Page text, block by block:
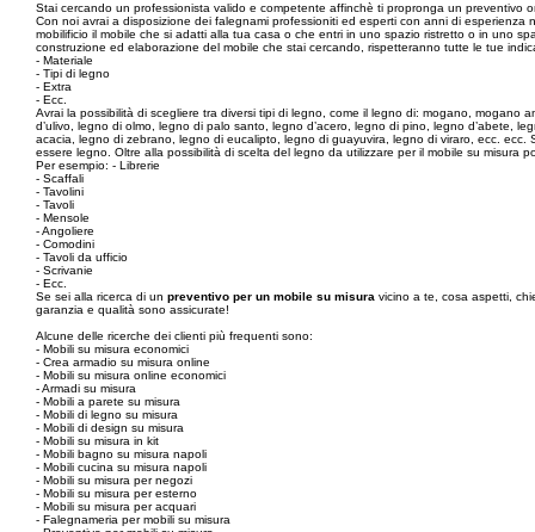
Stai cercando un professionista valido e competente affinchè ti propronga un preventivo
Con noi avrai a disposizione dei falegnami professioniti ed esperti con anni di
mobilificio il mobile che si adatti alla tua casa o che entri in uno spazio ristretto o in uno
construzione ed elaborazione del mobile che stai cercando, rispetteranno tutte le tue
- Materiale
- Tipi di legno
- Extra
- Ecc.
Avrai la possibilità di scegliere tra diversi tipi di legno, come il legno di: mogano,
d’ulivo, legno di olmo, legno di palo santo, legno d’acero, legno di pino, legno d’abete,
acacia, legno di zebrano, legno di eucalipto, legno di guayuvira, legno di viraro, ecc.
essere legno. Oltre alla possibilità di scelta del legno da utilizzare per il mobile su misura
Per esempio: - Librerie
- Scaffali
- Tavolini
- Tavoli
- Mensole
- Angoliere
- Comodini
- Tavoli da ufficio
- Scrivanie
- Ecc.
Se sei alla ricerca di un preventivo per un mobile su misura vicino a te, cosa aspetti,
garanzia e qualità sono assicurate!
Alcune delle ricerche dei clienti più frequenti sono:
- Mobili su misura economici
- Crea armadio su misura online
- Mobili su misura online economici
- Armadi su misura
- Mobili a parete su misura
- Mobili di legno su misura
- Mobili di design su misura
- Mobili su misura in kit
- Mobili bagno su misura napoli
- Mobili cucina su misura napoli
- Mobili su misura per negozi
- Mobili su misura per esterno
- Mobili su misura per acquari
- Falegnameria per mobili su misura